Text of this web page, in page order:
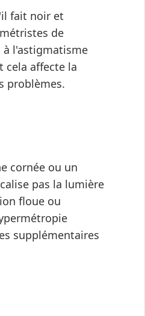
fait noiret
de
à l'astigmatisme
cela affecte la
problèmes.
cornée ou un
pas la lumière
floue ou
supplémentaires